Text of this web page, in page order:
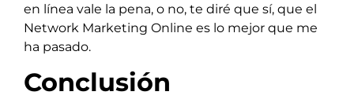
en línea vale la pena, o no, te diré que sí, que el
Network Marketing Online es lo mejor que me
ha pasado.
Conclusión